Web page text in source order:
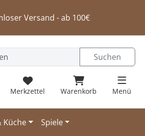
Versand - ab 100€
Suchen
Merkzettel Warenkorb Menü
Küche
Spiele